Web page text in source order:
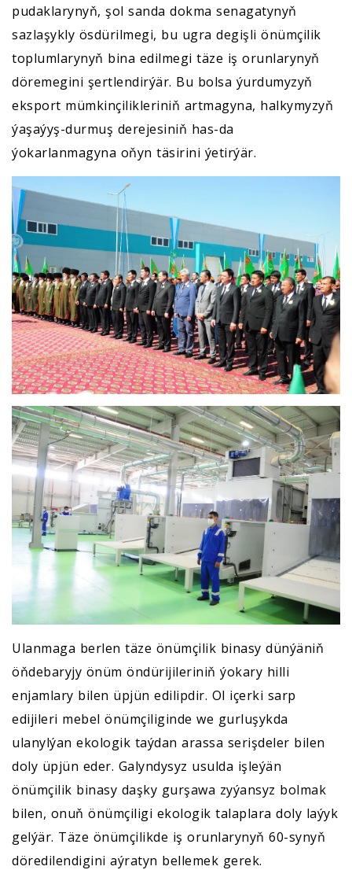
pudaklarynyň, şol sanda dokma senagatynyň
sazlaşykly ösdürilmegi, bu ugra degişli önümçilik
toplumlarynyň bina edilmegi täze iş orunlarynyň
döremegini şertlendirýär. Bu bolsa ýurdumyzyň
eksport mümkinçilikleriniň artmagyna, halkymyzyň
ýaşaýyş-durmuş derejesiniň has-da
ýokarlanmagyna oňyn täsirini ýetirýär.
Ulanmaga berlen täze önümçilik binasy dünýäniň
öňdebaryjy önüm öndürijileriniň ýokary hilli
enjamlary bilen üpjün edilipdir. Ol içerki sarp
edijileri mebel önümçiliginde we gurluşykda
ulanylýan ekologik taýdan arassa serişdeler bilen
doly üpjün eder. Galyndysyz usulda işleýän
önümçilik binasy daşky gurşawa zyýansyz bolmak
bilen, onuň önümçiligi ekologik talaplara doly laýyk
gelýär. Täze önümçilikde iş orunlarynyň 60-synyň
döredilendigini aýratyn bellemek gerek.